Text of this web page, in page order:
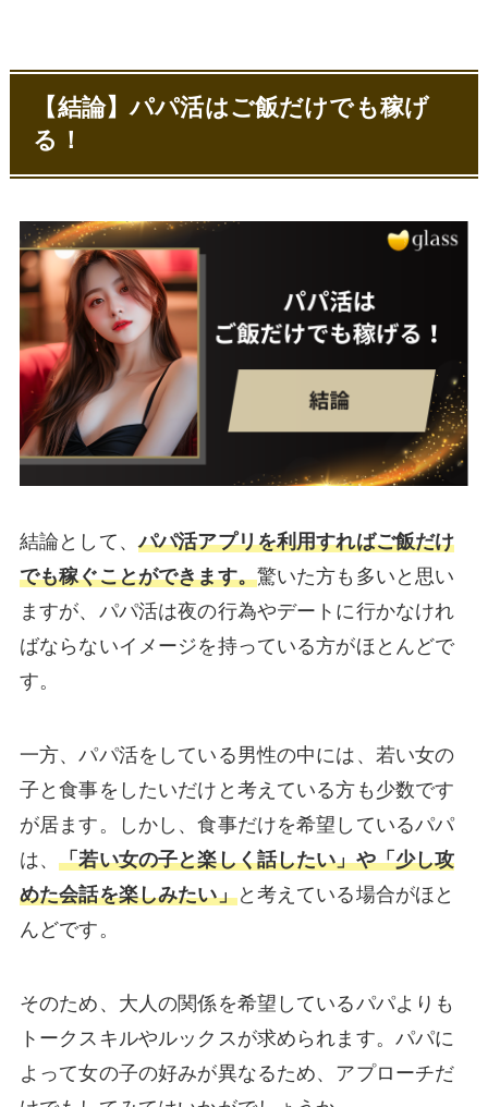
の特徴3選
清楚な雰囲気がある若い女性
社会的成功を収めた余裕ある男性
食事を共にする純粋な交流を望む男性
プライバシーを大切にする60代以上の高齢男
性
パパ活アプリでご飯だけでも会ってくれる
男性を探すコツ
月額料金高め・審査厳格なパパ活アプリを利
用する
「食事のみ」をプロフィールで明確に伝える
会う前に交流スタイルの確認をする
SugarDaddy（シュガーダディ）
ワクワクメール
Step1：アプリのダウンロード
STEP2：アカウントの作成
Step3：プロフィール設定
STEP4：初期設定
パパ活でご飯だけで稼ぐ際の注意点
プライバシー保護のため個人情報は伏せてお
く
パパ活でご飯だけで稼ぐ場合によくある質
問
【結論】パパ活はご飯だけでも稼げ
る！
結論として、パパ活アプリを利用すればご飯だけ
でも稼ぐことができます。驚いた方も多いと思い
ますが、パパ活は夜の行為やデートに行かなけれ
ばならないイメージを持っている方がほとんどで
す。
一方、パパ活をしている男性の中には、若い女の
子と食事をしたいだけと考えている方も少数です
が居ます。しかし、食事だけを希望しているパパ
は、「若い女の子と楽しく話したい」や「少し攻
めた会話を楽しみたい」と考えている場合がほと
んどです。
そのため、大人の関係を希望しているパパよりも
トークスキルやルックスが求められます。パパに
よって女の子の好みが異なるため、アプローチだ